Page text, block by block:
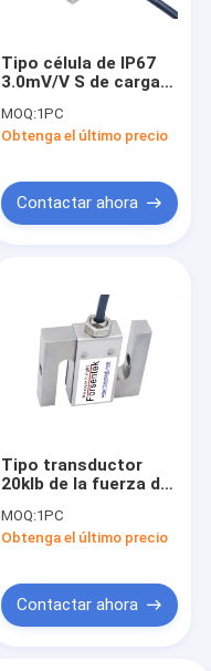
Tipo célula de IP67
3.0mV/V S de carga
célula de carga de
Artech SS 20210
MOQ:1PC
Obtenga el último precio
Contactar ahora
Tipo transductor
20klb de la fuerza del
de IP67 s/de la
compresión de la
MOQ:1PC
Obtenga el último precio
Contactar ahora